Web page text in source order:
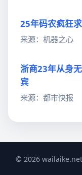
25年码农疯狂
来源：机器之心
浙商23年从身
宾
来源：都市快报
© 2026